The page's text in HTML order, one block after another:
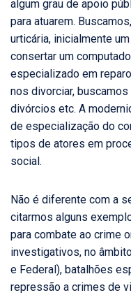
algum grau de apoio
para atuarem.
urticária, inicialmente
consertar um
especializado em
nos divorciar,
divórcios etc. A
de especialização do
tipos de atores em
social.
Não é diferente com a
citarmos alguns
para combate ao crime
investigativos, no
e Federal), batalhões
repressão a crimes de